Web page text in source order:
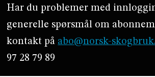
Har du problemer med
generelle spørsmål om
kontakt på abo@norsk-
97 28 79 89